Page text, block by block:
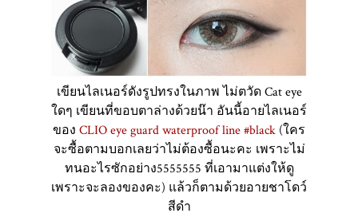
เขียนไลเนอร์ดังรูปทรงในภาพ ไม่ตวัด Cat eye
ใดๆ เขียนที่ขอบตาล่างด้วยน๊า อันนี้อายไลเนอร์
ของ CLIO eye guard waterproof line #black (ใคร
จะซื้อตามบอกเลยว่าไม่ต้องซื้อนะคะ เพราะไม่
ทนอะไรซักอย่าง5555555 ที่เอามาแต่งให้ดู
เพราะจะลองของคะ) แล้วก็ตามด้วยอายชาโดว์
สีดำ